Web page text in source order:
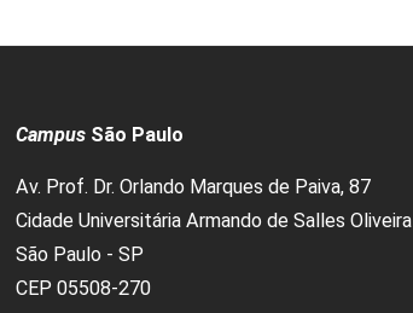
Campus São Paulo
Av. Prof. Dr. Orlando Marques de Paiva, 87
Cidade Universitária Armando de Salles Oliveira
São Paulo - SP
CEP 05508-270